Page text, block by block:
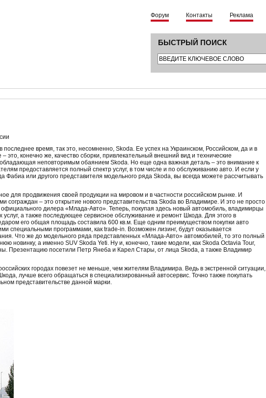
Форум Контакты Реклама
БЫСТРЫЙ ПОИСК
последнее время, так это, несомненно, Skoda. Ее успех на Украинском, Российском, да и в
конечно же, качество сборки, привлекательный внешний вид и технические
обладающая неповторимым обаянием Skoda. Но еще одна важная деталь – это внимание к
предоставляется полный спектр услуг, в том числе и по обслуживанию авто. И если у
Фабиа или другого представителя модельного ряда Skoda, вы всегда можете рассчитывать
для продвижения своей продукции на мировом и в частности российском рынке. И
сограждан – это открытие нового представительства Skoda во Владимире. И это не просто
дилера «Млада-Авто». Теперь, покупая здесь новый автомобиль, владимирцы
а также последующее сервисное обслуживание и ремонт Шкода. Для этого в
его общая площадь составила 600 кв.м. Еще одним преимуществом покупки авто
специальными программами, как trade-in. Возможен лизинг, будут оказывается
Что же до модельного ряда представленных «Млада-Авто» автомобилей, то это полный
новинку, а именно SUV Skoda Yeti. Ну и, конечно, такие модели, как Skoda Octavia Tour,
Презентацию посетили Петр Янеба и Карел Стары, от лица Skoda, а также Владимир
городах повезет не меньше, чем жителям Владимира. Ведь в экстренной ситуации,
лучше всего обращаться в специализированный автосервис. Точно также покупать
представительстве данной марки.